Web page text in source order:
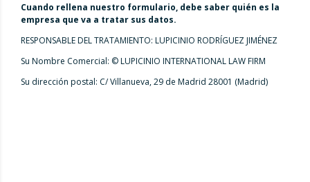
Cuando rellena nuestro formulario, debe saber quién es la
empresa que va a tratar sus datos.
RESPONSABLE DEL TRATAMIENTO: LUPICINIO RODRÍGUEZ JIMÉNEZ
Su Nombre Comercial: © LUPICINIO INTERNATIONAL LAW FIRM
Su dirección postal: C/ Villanueva, 29 de Madrid 28001 (Madrid)